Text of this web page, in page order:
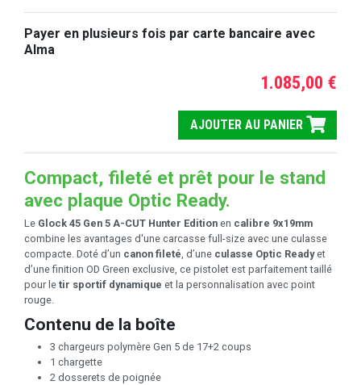
Payer en plusieurs fois par carte bancaire avec
Alma
1.085,00 €
AJOUTER AU PANIER
Compact, fileté et prêt pour le stand
avec plaque Optic Ready.
Le Glock 45 Gen 5 A-CUT Hunter Edition en calibre 9x19mm
combine les avantages d'une carcasse full-size avec une culasse
compacte. Doté d’un canon fileté , d’une culasse Optic Readyet
d’une finition OD Green exclusive, ce pistolet est parfaitement taillé
pour le tir sportif dynamique et la personnalisation avec point
rouge.
Contenu de la boîte
3 chargeurs polymère Gen 5 de 17+2 coups
1 chargette
2 dosserets de poignée